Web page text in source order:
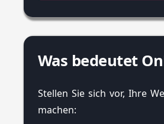
Was bedeutet
Stellen Sie sich vor, Ihre
machen: